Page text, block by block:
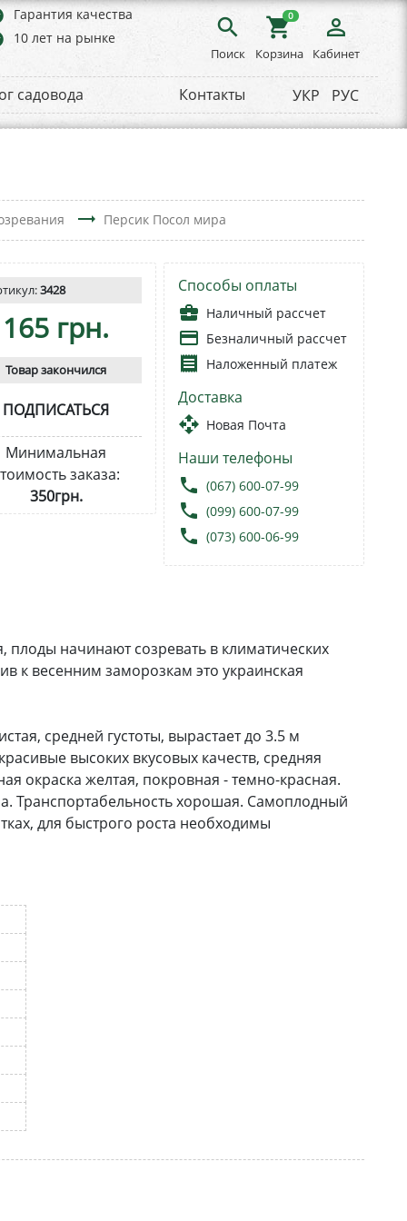
Гарантия качества
10 лет на рынке search
Поиск
shopping_cart
0
Корзина
person_outline
Кабинет
садовода Контакты УКР РУС
trending_flat Персик Посол мира
3428
165 грн.
Товар закончился
ПОДПИСАТЬСЯ
Минимальная
заказа:
350грн.
Способы оплаты
business_center Наличный рассчет
payment Безналичный рассчет
receipt Наложенный платеж
Доставка
open_with Новая Почта
Наши телефоны
local_phone (067) 600-07-99
local_phone (099) 600-07-99
local_phone (073) 600-06-99
плоды начинают созревать в климатических
к весенним заморозкам это украинская
средней густоты, вырастает до 3.5 м
высоких вкусовых качеств, средняя
окраска желтая, покровная - темно-красная.
Транспортабельность хорошая. Самоплодный
для быстрого роста необходимы